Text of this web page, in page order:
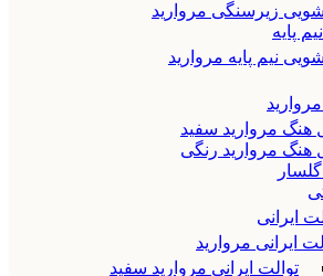
زیرسنگی مروارید
پایه
نیم پایه مروارید
هنگ مروارید سفید
هنگ مروارید رنگی
ایرانی
ایرانی مروارید
توالت ایرانی مروارید سفید